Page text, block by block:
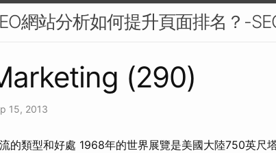
網站分析如何提升頁面排名？-
(290)
15, 2013
的類型和好處 1968年的世界展覽是美國大陸750英尺